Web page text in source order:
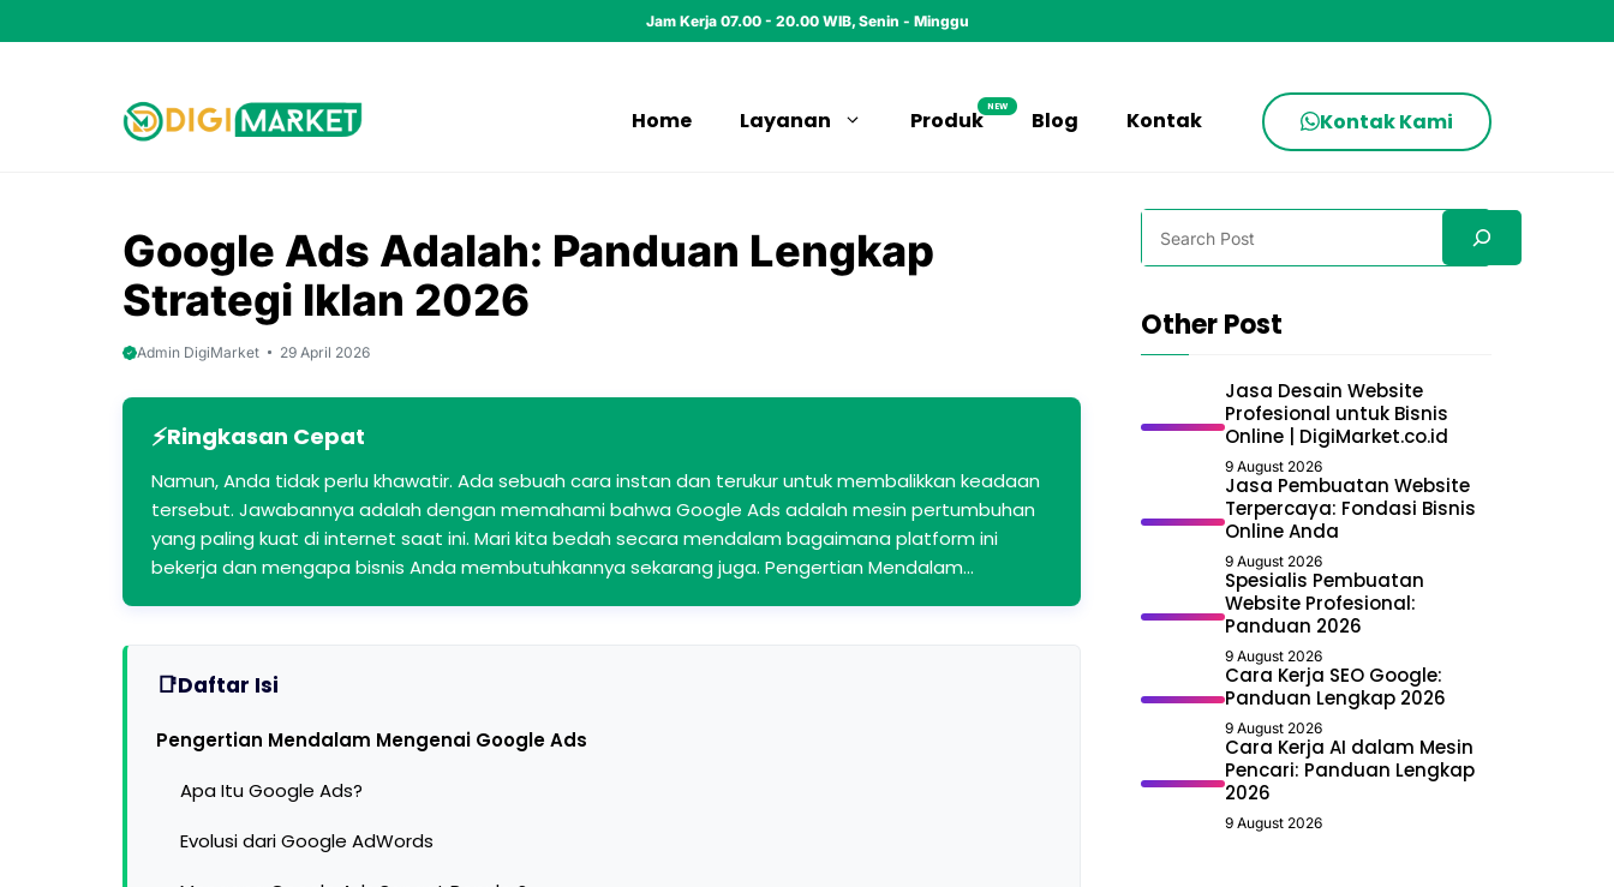
to
Jam Kerja 07.00 - 20.00 WIB, Senin - Minggu
Home Layanan Produk
NEW
Blog Kontak Kontak Kami
Google Ads Adalah: Panduan Lengkap
Strategi Iklan 2026
Admin DigiMarket 29 April 2026
Ringkasan Cepat
Namun, Anda tidak perlu khawatir. Ada sebuah cara instan dan terukur untuk membalikkan keadaan
tersebut. Jawabannya adalah dengan memahami bahwa Google Ads adalah mesin pertumbuhan
yang paling kuat di internet saat ini. Mari kita bedah secara mendalam bagaimana platform ini
bekerja dan mengapa bisnis Anda membutuhkannya sekarang juga. Pengertian Mendalam…
Daftar Isi
Pengertian Mendalam Mengenai Google Ads
Apa Itu Google Ads?
Evolusi dari Google AdWords
Search
Other Post
Jasa Desain Website
Profesional untuk Bisnis
Online | DigiMarket.co.id
9 August 2026
Jasa Pembuatan Website
Terpercaya: Fondasi Bisnis
Online Anda
9 August 2026
Spesialis Pembuatan
Website Profesional:
Panduan 2026
9 August 2026
Cara Kerja SEO Google:
Panduan Lengkap 2026
9 August 2026
Cara Kerja AI dalam Mesin
Pencari: Panduan Lengkap
2026
9 August 2026